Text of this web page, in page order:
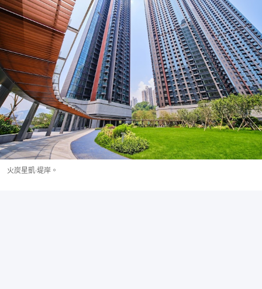
火炭星凱‧堤岸。